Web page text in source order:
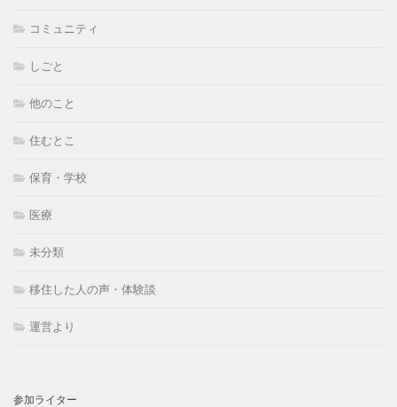
コミュニティ
しごと
他のこと
住むとこ
保育・学校
医療
未分類
移住した人の声・体験談
運営より
参加ライター